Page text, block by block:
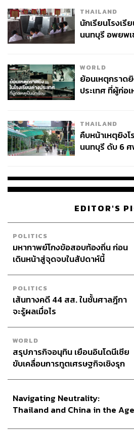
หาว่าไม่ทำหน้าที่ แต่เราไม่ถือสา
“ถามว่าท่านจะยอมให้แก้รัฐธรรมนูญ
หลายครั้ง แต่ท่านตีตกตลอด แต่ผมมั่
ดองไว้ก่อน 60 วัน ท่านต้องแก้ปัญหา
โครงสร้างอยู่ในกระดาษ แต่พฤติกร
แผ่นดินเป็นของนายกฯ ผมไม่โทษรั
การเป็นผู้บริหารของท่าน ท่านใช้อำ
เผด็จการมาตลอด ถ้าท่านไม่แก้ตรง
ไม่ได้แต่จะพัง ถ้าไม่แก้ที่ต้นเหตุคือตั
เขาลืมตาอ้าปากได้ สิ่งที่จะหยุดได้
สัมผัสได้ว่าท่านรักประเทศและประ
วิธีการท่านไม่ชอบ แต่จิตใจท่านรัก
ขอออกจากตำแหน่งนี้ จะด้วยการล
รวดเร็ว หรือประกาศยุบสภาคืนอำ
การแก้ปัญหาโดยเบ็ดเสร็จเด็ดขาด
แก้ปัญหาได้” นพ.ชลน่านกล่าวในที่สุด
TAGS: การประชุมสภาผู้แทนราษฎร
ฝ่ายค้าน
ป
พรรคเพื่อไทย
THAILAND
นักเรียนโรงเรี
นนทบุรี อพยพ
WORLD
ย้อนเหตุกราดยิ
ประเทศ ที่ผู้ก่อ
THAILAND
คืบหน้าเหตุยิง
นนทบุรี ดับ 6 ศ
EDITOR'S
POLITICS
มหากาพย์โกงข้อสอบท้องถิ่น ก่อน
เดินหน้าสู่จุดจบในสัปดาห์นี้
POLITICS
เส้นทางคดี 44 สส. ในชั้นศาลฎีกา
จะรู้ผลเมื่อไร
WORLD
สรุปภารกิจอนุทิน เยือนอินโดนีเซีย
ขับเคลื่อนการทูตเศรษฐกิจเชิงรุก
Navigating Neutrality:
Thailand and China in the Age